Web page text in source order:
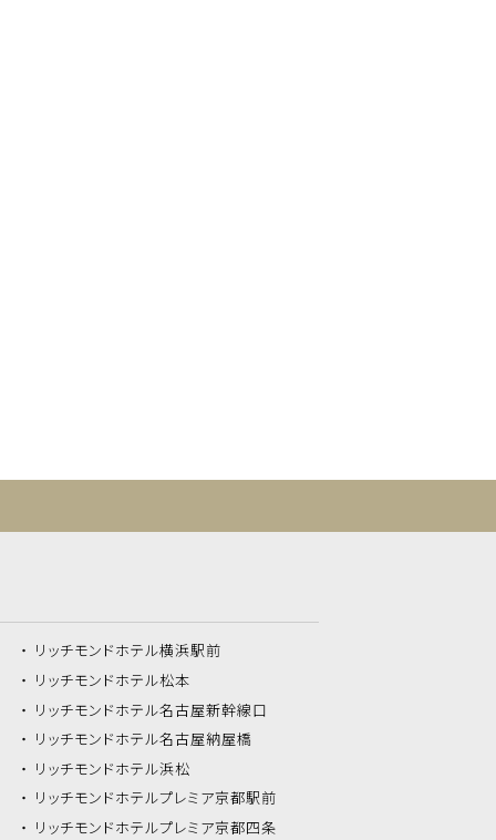
リッチモンドホテル横浜駅前
リッチモンドホテル松本
リッチモンドホテル名古屋新幹線口
リッチモンドホテル名古屋納屋橋
リッチモンドホテル浜松
リッチモンドホテルプレミア京都駅前
リッチモンドホテルプレミア京都四条